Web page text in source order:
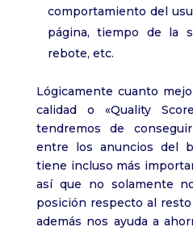
comportamiento del
página, tiempo de la
rebote, etc.
Lógicamente cuanto
calidad o «Quality
tendremos de
entre los anuncios del
tiene incluso más
así que no solamente
posición respecto al
además nos ayuda a